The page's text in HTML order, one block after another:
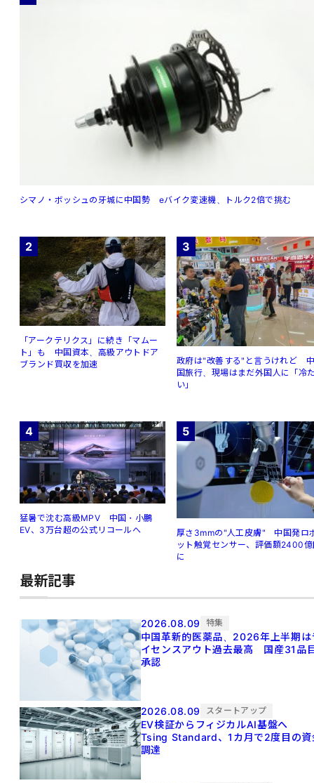
シマノ・ボッシュの牙城に中国勢 eバイク変速機、トルク2倍で挑む
2
「アークテリクス」に続き「マムー
ト」も 中国資本、高級アウトドア
ブランド買収を加速
3
政府は"改善する"と言うけれど
国旅行、現場はまだ外国人に「冷
い」
4
猛暑で沈む高級MPV 中国・小鵬
EV、3万台超の公式リコールへ
5
厚さ3mmの"人工皮膚" 中国発ロ
ット触覚センサー、評価額2400
に
最新記事
2026.08.09 特集
中国革新的医薬品、2026年上半期は
イセンスアウト過去最高 国産31品
承認
2026.08.09 スタートアップ
EV検証からフィジカルAI基盤へ
Tsing Standard、1カ月で2度目の資
調達